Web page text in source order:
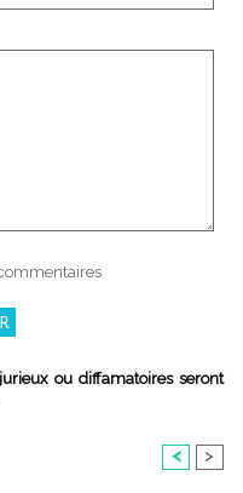
ou diffamatoires seront
< >